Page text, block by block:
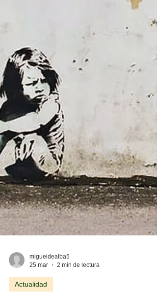
migueldealba5